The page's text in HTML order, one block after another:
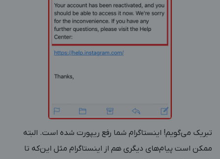
تبریک می‌گویم! اینستاگرام شما رفع ریپورت شده است. البته
ممکن است پیام‌های دیگری هم از اینستاگرام مثل این‌که تا